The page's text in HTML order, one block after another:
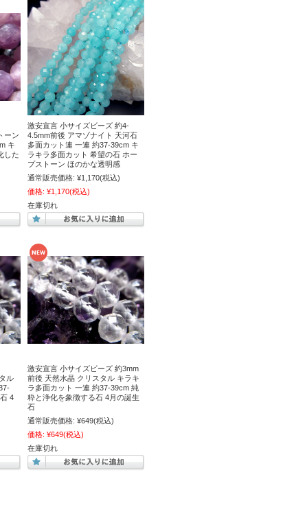
ーン
キ
した
激安宣言 小サイズビーズ 約4-
4.5mm前後 アマゾナイト 天河石
多面カット連 一連 約37-39cm キ
ラキラ多面カット 希望の石 ホー
プストーン ほのかな透明感
通常販売価格: ¥1,170(税込)
価格: ¥1,170(税込)
在庫切れ
ル
4
激安宣言 小サイズビーズ 約3mm
前後 天然水晶 クリスタル キラキ
ラ多面カット 一連 約37-39cm 純
粋と浄化を象徴する石 4月の誕生
石
通常販売価格: ¥649(税込)
価格: ¥649(税込)
在庫切れ